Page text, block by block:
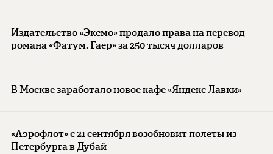
Издательство «Эксмо» продало права на перевод
романа «Фатум. Гаер» за 250 тысяч долларов
В Москве заработало новое кафе «Яндекс Лавки»
«Аэрофлот» с 21 сентября возобновит полеты из
Петербурга в Дубай